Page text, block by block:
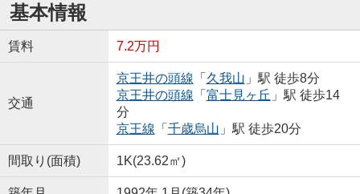
基本情報
賃料 7.2万円
交通
京王井の頭線 「 久我山 」駅 徒歩8分
京王井の頭線 「 富士見ヶ丘 」駅 徒歩14
分
京王線 「 千歳烏山 」駅 徒歩20分
間取り(面積) 1K(23.62㎡)